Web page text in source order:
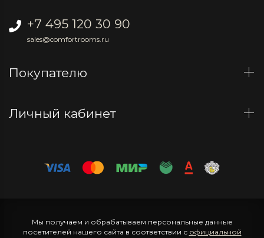
+7 495 120 30 90
sales@comfortrooms.ru
Покупателю
Личный кабинет
Мы получаем и обрабатываем персональные данные
посетителей нашего сайта в соответствии с официальной